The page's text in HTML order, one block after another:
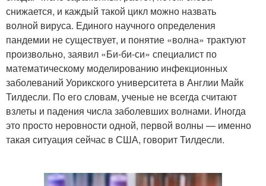
снижается, и каждый такой цикл можно назвать
волной вируса. Единого научного определения
пандемии не существует, и понятие «волна» трактуют
произвольно, заявил «Би-би-си» специалист по
математическому моделированию инфекционных
заболеваний Уорикского университета в Англии Майк
Тилдесли. По его словам, ученые не всегда считают
взлеты и падения числа заболевших волнами. Иногда
это просто неровности одной, первой волны — именно
такая ситуация сейчас в США, говорит Тилдесли.